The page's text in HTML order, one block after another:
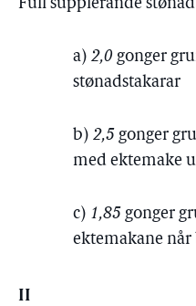
Full supplerande stønad
a) 2,0 gonger
stønadstakarar
b) 2,5 gonger
med ektemake
c) 1,85 gonger
ektemakane når
II